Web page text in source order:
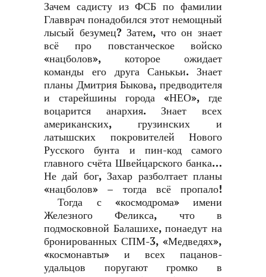
Зачем садисту из ФСБ по фамилии
Главврач понадобился этот немощный
лысый безумец? Затем, что он знает
всё про повстанческое войско
«нацболов», которое ожидает
команды его друга Санькьи. Знает
планы Дмитрия Быкова, предводителя
и старейшины города «НЕО», где
воцарится анархия. Знает всех
американских, грузинских и
латышских покровителей Нового
Русского бунта и пин-код самого
главного счёта Швейцарского банка…
Не дай бог, Захар разболтает планы
«нацболов» – тогда всё пропало!
Тогда с «космодрома» имени
Железного Феликса, что в
подмосковной Балашихе, понаедут на
бронированных СПМ-3, «Медведях»,
«космонавты» и всех пацанов-
удальцов поругают громко в